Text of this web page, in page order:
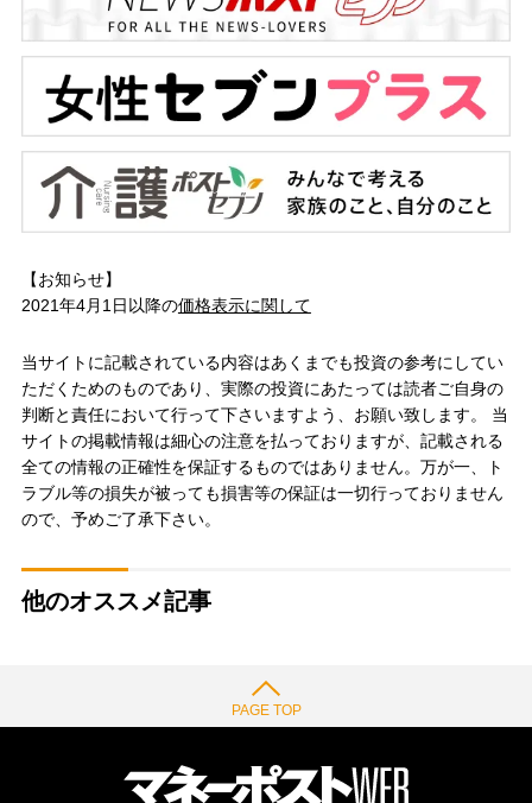
【お知らせ】
2021年4月1日以降の価格表示に関して
当サイトに記載されている内容はあくまでも投資の参考にしてい
ただくためのものであり、実際の投資にあたっては読者ご自身の
判断と責任において行って下さいますよう、お願い致します。 当
サイトの掲載情報は細心の注意を払っておりますが、記載される
全ての情報の正確性を保証するものではありません。万が一、ト
ラブル等の損失が被っても損害等の保証は一切行っておりません
ので、予めご了承下さい。
他のオススメ記事
PAGE TOP